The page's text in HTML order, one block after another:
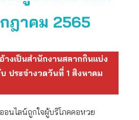
ฎาคม 2565
งเป็นสำนักงานสลากกินแบ่ง
บ ประจำงวดวันที่ 1 สิงหาคม
อนไลน์ถูกใจผู้บริโภคคอหวย